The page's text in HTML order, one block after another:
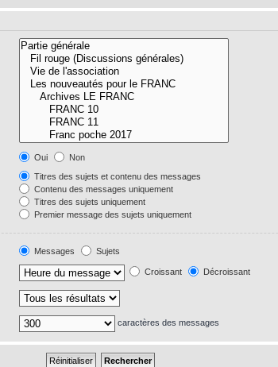
Oui
Non
Titres des sujets et contenu des messages
Contenu des messages uniquement
Titres des sujets uniquement
Premier message des sujets uniquement
Messages
Sujets
Croissant Décroissant
caractères des messages